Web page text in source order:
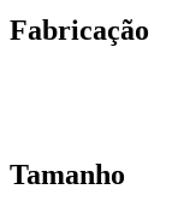
Fabricação
Tamanho